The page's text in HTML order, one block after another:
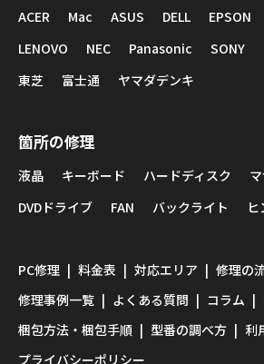
ACER Mac ASUS DELL EPSON
LENOVO
NEC Panasonic SONY
東芝
富士通 ヤマダデンキ
箇所の修理
液晶 キーボード ハードディスク
DVDドライブ
FAN バックライト ヒ
PC修理 料金表 対応エリア
修理の
修理事例一覧
よくある質問 コラム
梱包方法・梱包手順
型番の調べ方
利
プライバシーポリシー